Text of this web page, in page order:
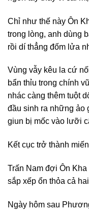
Chỉ như thế này Ôn
trong lòng, anh dùng
rồi dí thẳng đốm lửa
Vùng vẫy kêu la cứ
bẩn thỉu trong chính
nhác càng thêm tuột
đầu sinh ra những ảo
giun bị mốc vào lưỡi
Kết cục trở thành
Trấn Nam đợi Ôn
sắp xếp ổn thỏa cả
Ngày hôm sau